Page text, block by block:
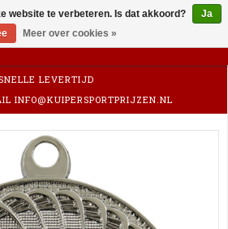
0
LEVERTIJD
INFO@KUIPERSPORTPRIJZEN.NL
website te verbeteren. Is dat akkoord?
Ja
Meer over cookies »